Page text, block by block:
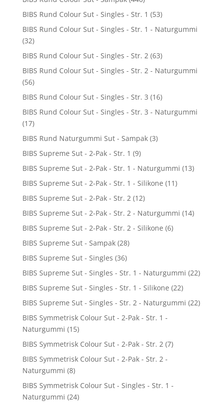
BIBS Rund Colour Sut - Singles - Str. 1 (53)
BIBS Rund Colour Sut - Singles - Str. 1 - Naturgummi
(32)
BIBS Rund Colour Sut - Singles - Str. 2 (63)
BIBS Rund Colour Sut - Singles - Str. 2 - Naturgummi
(56)
BIBS Rund Colour Sut - Singles - Str. 3 (16)
BIBS Rund Colour Sut - Singles - Str. 3 - Naturgummi
(17)
BIBS Rund Naturgummi Sut - Sampak (3)
BIBS Supreme Sut - 2-Pak - Str. 1 (9)
BIBS Supreme Sut - 2-Pak - Str. 1 - Naturgummi (13)
BIBS Supreme Sut - 2-Pak - Str. 1 - Silikone (11)
BIBS Supreme Sut - 2-Pak - Str. 2 (12)
BIBS Supreme Sut - 2-Pak - Str. 2 - Naturgummi (14)
BIBS Supreme Sut - 2-Pak - Str. 2 - Silikone (6)
BIBS Supreme Sut - Sampak (28)
BIBS Supreme Sut - Singles (36)
BIBS Supreme Sut - Singles - Str. 1 - Naturgummi (22)
BIBS Supreme Sut - Singles - Str. 1 - Silikone (22)
BIBS Supreme Sut - Singles - Str. 2 - Naturgummi (22)
BIBS Symmetrisk Colour Sut - 2-Pak - Str. 1 -
Naturgummi (15)
BIBS Symmetrisk Colour Sut - 2-Pak - Str. 2 (7)
BIBS Symmetrisk Colour Sut - 2-Pak - Str. 2 -
Naturgummi (8)
BIBS Symmetrisk Colour Sut - Singles - Str. 1 -
Naturgummi (24)